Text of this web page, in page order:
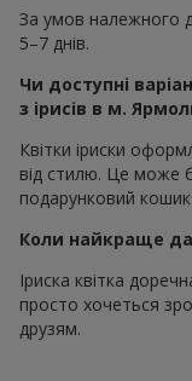
За умов належного
5–7 днів.
Чи доступні
з ірисів в м.
Квітки іриски
від стилю. Це може
подарунковий
Коли найкраще
Іриска квітка
просто хочеться
друзям.